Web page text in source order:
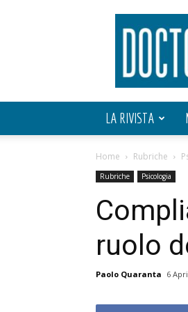
Doctor
OS
LA RIVISTA
Home Rubriche
Rubriche Psicologia
ruolo
Paolo Quaranta 6